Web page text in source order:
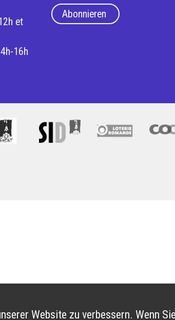
et
16h
Abonnieren
Website zu verbessern. Wenn